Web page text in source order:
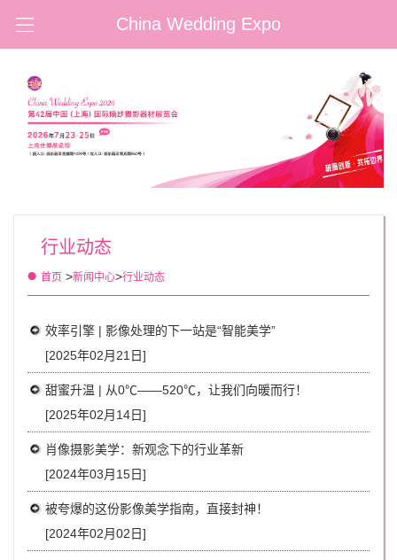
China Wedding Expo
行业动态
首页 >新闻中心>行业动态
效率引擎 | 影像处理的下一站是“智能美学”
[2025年02月21日]
甜蜜升温 | 从0℃——520℃，让我们向暖而行！
[2025年02月14日]
肖像摄影美学：新观念下的行业革新
[2024年03月15日]
被夸爆的这份影像美学指南，直接封神！
[2024年02月02日]